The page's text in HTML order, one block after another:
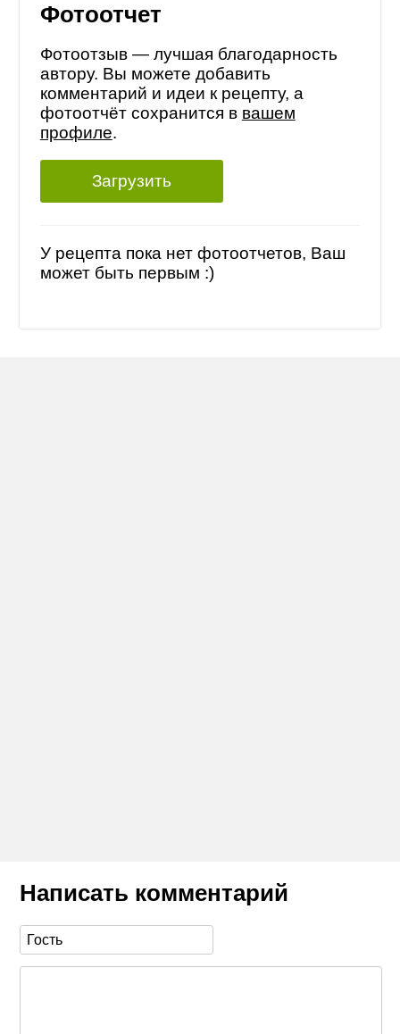
Фотоотчет
Фотоотзыв — лучшая благодарность
автору. Вы можете добавить
комментарий и идеи к рецепту, а
фотоотчёт сохранится в вашем
профиле.
Загрузить
У рецепта пока нет фотоотчетов, Ваш
может быть первым :)
Написать комментарий